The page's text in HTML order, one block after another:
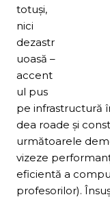
totuşi,
nici
dezastr
uoasă –
accent
ul pus
pe infrastructură
dea roade şi
următoarele
vizeze
eficientă a
profesorilor).